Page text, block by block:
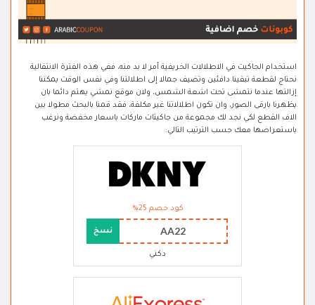
استخدام الجاكيت في الاطلالات الخريفية أمر لا بد منه، ففي هذه الفترة الانتقالية
نحتاج لقطعة تبقينا دافئين وتضيف جمالا إلى اطلالتنا وفي نفس الوقت يمكننا
إزالتها عندما نتمشى تحت اشعة الشمس، ولان موقع نمشي يهتم دائما بان
يظهرنا بارقى الصور، وان تكون اطلالاتنا غير مكلفة، فقد قمنا بالبحث مطولا بين
الاف القطع لكي نجد لك مجموعة من جاكيتات ماركات باسعار مخفضة ونرغب
باستعراضها معك حسب الترتيب التالي:
كود خصم 25%
AA22 نسخ
دكني